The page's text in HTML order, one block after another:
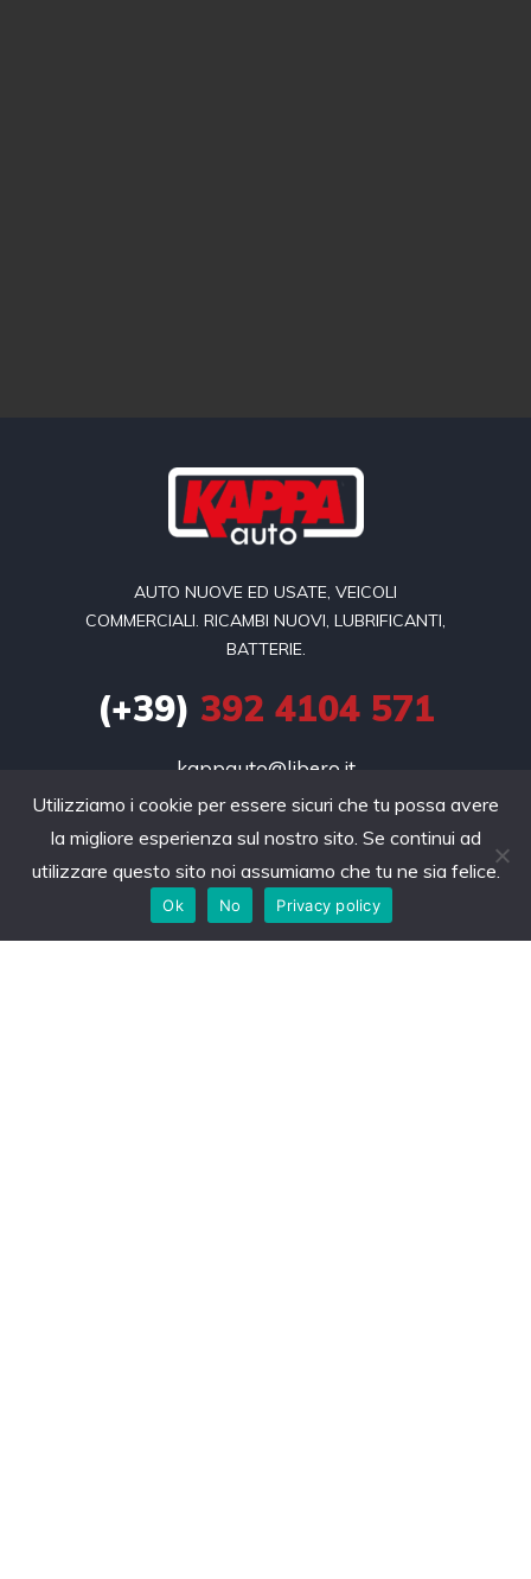
AUTO NUOVE ED USATE, VEICOLI
COMMERCIALI. RICAMBI NUOVI, LUBRIFICANTI,
BATTERIE.
(+39) 392 4104 571
kappauto@libero.it
Viale Aldo Moro snc
70043 Monopoli, Puglia
Home
Utilizziamo i cookie per essere sicuri che tu possa avere
la migliore esperienza sul nostro sito. Se continui ad
utilizzare questo sito noi assumiamo che tu ne sia felice.
Ok No Privacy policy